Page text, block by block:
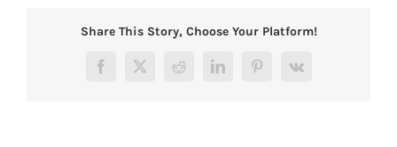
Share This Story, Choose Your Platform!
Facebook
X RedditLinkedInPinterest
Vk